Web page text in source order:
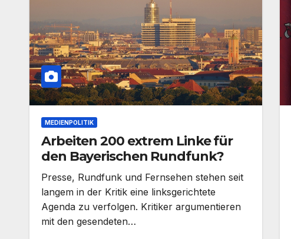
MEDIENPOLITIK
Arbeiten 200 extrem Linke für
den Bayerischen Rundfunk?
Presse, Rundfunk und Fernsehen stehen seit
langem in der Kritik eine linksgerichtete
Agenda zu verfolgen. Kritiker argumentieren
mit den gesendeten…